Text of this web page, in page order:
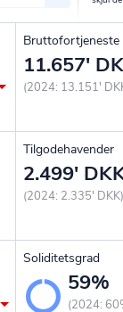
Bruttofortjeneste
11.657'
(2024: 13.151'
Tilgodehavender
2.499'
(2024: 2.335'
Soliditetsgrad
59%
(2024: